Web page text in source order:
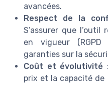
avancées.
Respect de la
S’assurer que
en vigueur
garanties sur la
Coût et évolutivité
prix et la capacité de